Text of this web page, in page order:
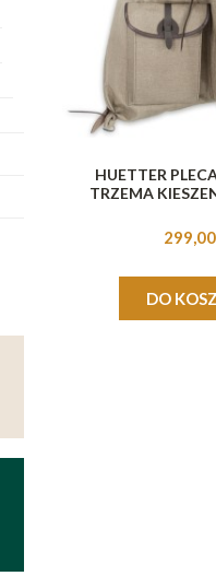
HUETTER
TRZEMA
299,00
DO